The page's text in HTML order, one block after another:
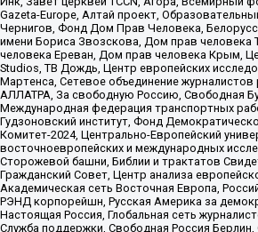
Gazeta-Europe, Алтай проект,
Чернигов, Фонд Дом Прав Человека,
имени Бориса Звозскова, Дом прав человека
человека Ереван, Дом прав человека Крым,
Studios, ТВ Дождь, Центр европейских
Мартенса, Сетевое объединение журналистов
АЛЛАТРА, За свободную Россию, Свободная
Международная федерация транспортных
Гудзоновский институт, Фонд
Комитет-2024, Центрально-Европейский
восточноевропейских и международных
Сторожевой башни, Библии и трактатов
Гражданский Совет, Центр анализа
Академическая сеть Восточная Европа,
РЭНД корпорейшн, Русская Америка за
Настоящая Россия, Глобальная сеть
Служба поддержки, Свободная Россия Берлин,